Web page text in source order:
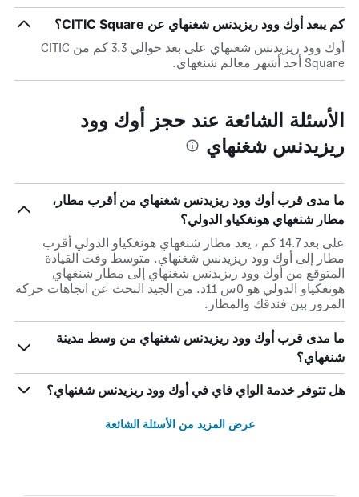
كم يبعد أوك وود ريزيدنس شغنهاي عن CITIC Square؟
أوك وود ريزيدنس شغنهاي على بعد حوالي 3.3 كم من CITIC
Square أحد أشهر معالم شنغهاي.
الأسئلة الشائعة عند حجز أوك وود
ريزيدنس شغنهاي
ما مدى قرب أوك وود ريزيدنس شغنهاي من أقرب مطار،
مطار شنغهاي هونغكياو الدولي؟
على بعد 14.7 كم ، يعد مطار شنغهاي هونغكياو الدولي أقرب
مطار إلى أوك وود ريزيدنس شغنهاي. متوسط وقت القيادة
المتوقع من أوك وود ريزيدنس شغنهاي إلى مطار شنغهاي
هونغكياو الدولي هو 0س 11د. من الجيد البحث عن اتجاهات حركة
المرور بين فندقك والمطار.
ما مدى قرب أوك وود ريزيدنس شغنهاي من وسط مدينة
شنغهاي؟
هل تتوفر خدمة الواي فاي في أوك وود ريزيدنس شغنهاي؟
عرض المزيد من الأسئلة الشائعة